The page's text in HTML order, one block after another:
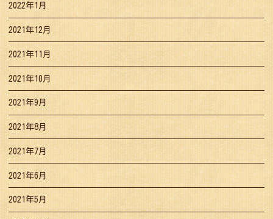
2022年1月
2021年12月
2021年11月
2021年10月
2021年9月
2021年8月
2021年7月
2021年6月
2021年5月